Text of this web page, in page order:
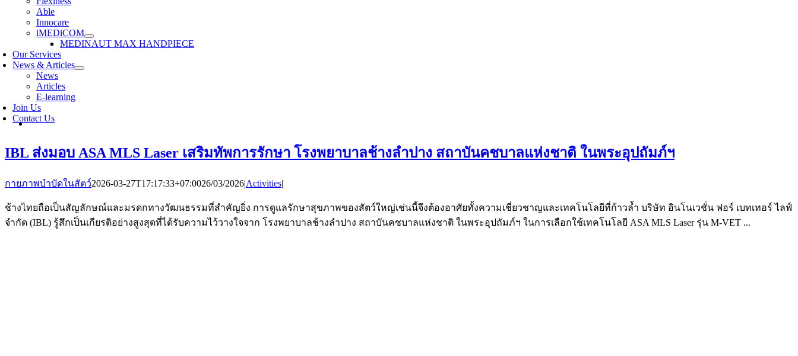
Able
Innocare
iMEDiCOM
MEDINAUT MAX HANDPIECE
Our Services
News & Articles
News
Articles
E-learning
Join Us
Contact Us
IBL ส่งมอบ ASA MLS Laser เสริมทัพการรักษา โรงพยาบาลช้างลำปาง สถาบันคชบาลแห่งชาติ ในพระอุปถัมภ์ฯ
กายภาพบำบัดในสัตว์2026-03-27T17:17:33+07:0026/03/2026|Activities|
ช้างไทยถือเป็นสัญลักษณ์และมรดกทางวัฒนธรรมที่สำคัญยิ่ง การดูแลรักษาสุขภาพของสัตว์ใหญ่เช่นนี้จึงต้องอาศัยทั้งความเชี่ยวชาญและเทคโนโลยีที่ก้าวล้ำ บริษัท อินโนเวชั่น ฟอร์ เบทเทอร์ ไลฟ์
จำกัด (IBL) รู้สึกเป็นเกียรติอย่างสูงสุดที่ได้รับความไว้วางใจจาก โรงพยาบาลช้างลำปาง สถาบันคชบาลแห่งชาติ ในพระอุปถัมภ์ฯ ในการเลือกใช้เทคโนโลยี ASA MLS Laser รุ่น M-VET ...